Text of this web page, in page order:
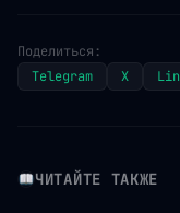
Поделиться:
Telegram
X
ЧИТАЙТЕ ТАКЖЕ